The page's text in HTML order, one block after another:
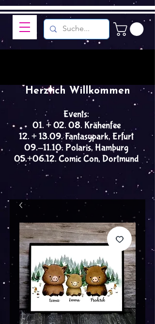
Events:
01. + 02. 08. Krähenfee
12. + 13.09. Fantasypark, Erfurt
09.-11.10. Polaris, Hamburg
05.+06.12. Comic Con, Dortmund
Herzlich Willkommen